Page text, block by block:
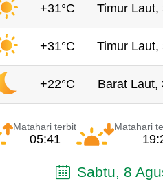
+31°C Timur Laut,
+31°C Timur Laut,
+22°C Barat Laut,
Matahari terbit
05:41
Matahari
Sabtu, 8